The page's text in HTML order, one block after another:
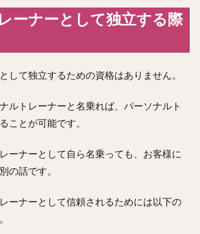
ーナーとして独立する際
して独立するための資格はありません。
ルトレーナーと名乗れば、パーソナルト
ことが可能です。
ーナーとして自ら名乗っても、お客様に
の話です。
ーナーとして信頼されるためには以下の